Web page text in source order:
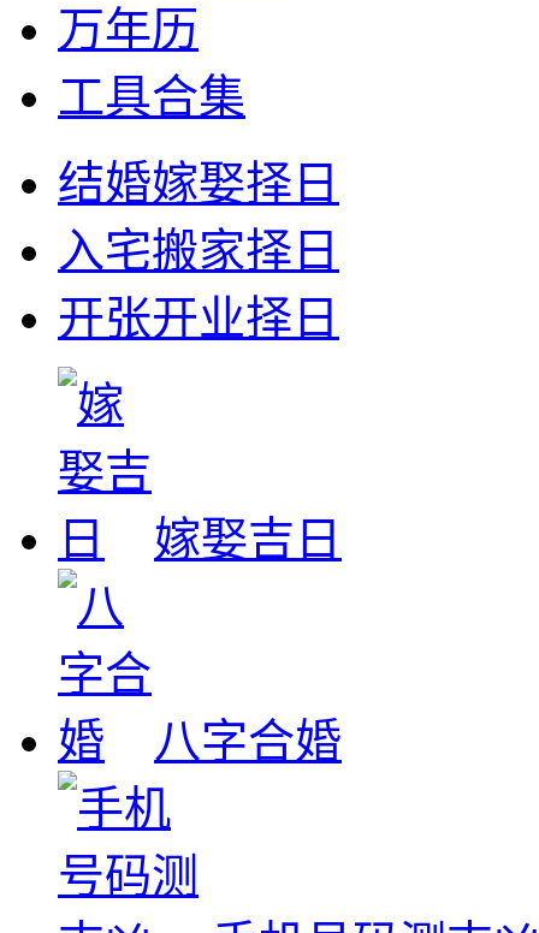
万年历
工具合集
结婚嫁娶择日
入宅搬家择日
开张开业择日
嫁娶吉日
八字合婚